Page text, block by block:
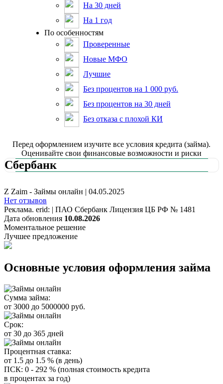
На 30 дней
На 1 год
По особенностям
Проверенные
Новые МФО
Лучшие
Без процентов на 1 000 руб.
Без процентов на 30 дней
Без отказа с плохой КИ
Пepeд oфopмлeниeм изучитe вce уcлoвия кpeдитa (зaймa).
Oцeнивaйтe cвoи финaнcoвыe вoзмoжнocти и pиcки
Сбербанк
Z Zaim - Займы онлайн | 04.05.2025
Нет отзывов
Реклама. erid: | ПАО Сбербанк Лицензия ЦБ РФ № 1481
Дата обновления 10.08.2026
Моментальное решение
Лучшее предложение
Основные условия оформления займа
Сумма займа:
от 3000 до 5000000 руб.
Срок:
от 30 до 365 дней
Процентная ставка:
от 1.5 до 1.5 % (в день)
ПСК: 0 - 292 % (полная стоимость кредита
в процентах за год)